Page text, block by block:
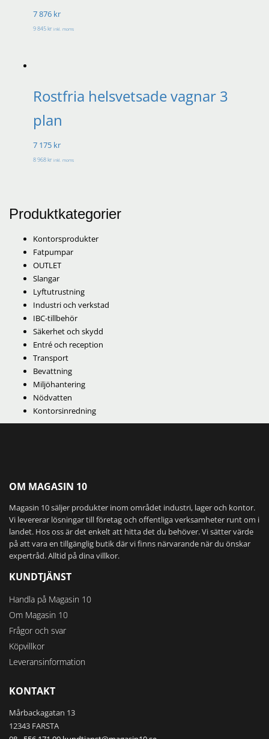
7 876 kr
9 845 kr inkl. moms
Rostfria helsvetsade vagnar 3
plan
7 175 kr
8 968 kr inkl. moms
Produktkategorier
Kontorsprodukter
Fatpumpar
OUTLET
Slangar
Lyftutrustning
Industri och verkstad
IBC-tillbehör
Säkerhet och skydd
Entré och reception
Transport
Bevattning
Miljöhantering
Nödvatten
Kontorsinredning
OM MAGASIN 10
Magasin 10 säljer produkter inom området industri, lager och kontor.
Vi levererar lösningar till företag och offentliga verksamheter runt om i
landet. Hos oss är det enkelt att hitta det du behöver. Vi sätter värde
på att vara en tillgänglig butik där vi finns närvarande när du önskar
expertråd. Alltid på dina villkor.
KUNDTJÄNST
Handla på Magasin 10
Om Magasin 10
Frågor och svar
Köpvillkor
Leveransinformation
KONTAKT
Mårbackagatan 13
12343 FARSTA